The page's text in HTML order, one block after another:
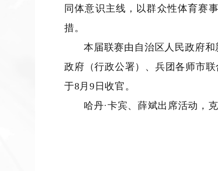
同体意识主线，以群众性体育赛
措。
本届联赛由自治区人民政府
政府（行政公署）、兵团各师市
于8月9日收官。
哈丹·卡宾、薛斌出席活动，